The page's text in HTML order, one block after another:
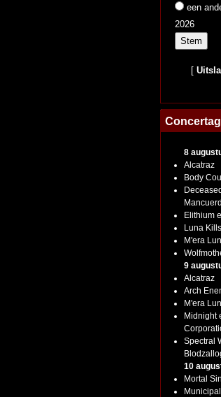
een
2026
[
8
Alcatraz
Body
Elithium
Luna
M'era
9
Alcatraz
Arch
M'era
Midnight
Spectral
10
Mortal